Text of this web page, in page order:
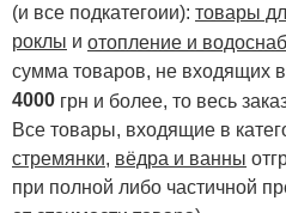
(и все подкатегоии): товары
роклы и отопление и
сумма товаров, не входящих
4000 грн и более, то весь
Все товары, входящие в
стремянки, вёдра и ванны
при полной либо частичной